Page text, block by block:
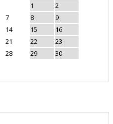
1
2
7 8
9
14 15
16
21 22
23
28 29
30